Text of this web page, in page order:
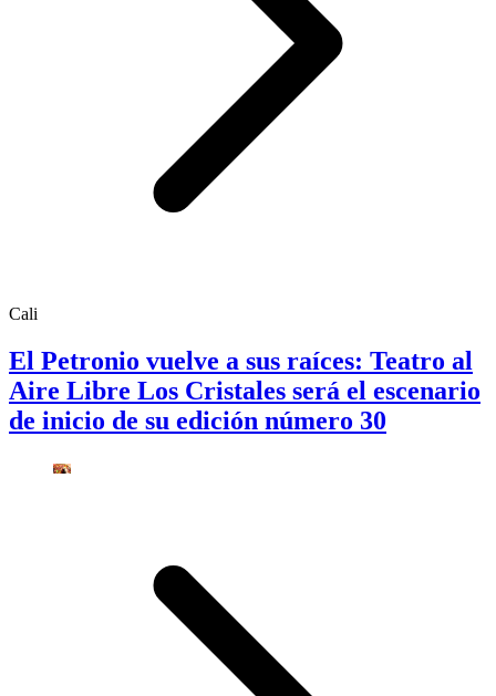
Cali
El Petronio vuelve a sus raíces: Teatro al
Aire Libre Los Cristales será el escenario
de inicio de su edición número 30